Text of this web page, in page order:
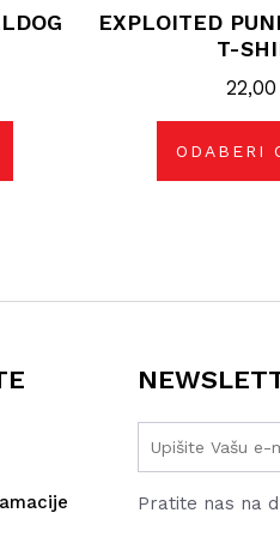
EXPLOITED
T-
22,00
ODABERI
ima
se
na
Pratite nas na